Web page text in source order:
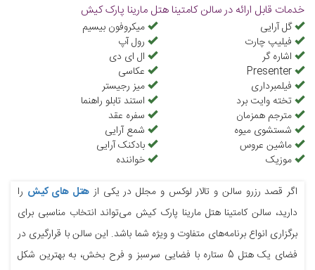
خدمات قابل ارائه در سالن کامتینا هتل مارینا پارک کیش
گل آرایی
میکروفون بیسیم
فیلیپ چارت
رول آپ
اشاره گر
ال ای دی
Presenter
عکاسی
فیلمبرداری
میز رجیستر
تخته وایت برد
استند تابلو راهنما
مترجم همزمان
سفره عقد
شستشوی میوه
شمع آرایی
ماشین عروس
بادکنک آرایی
موزیک
خواننده
اگر قصد رزرو سالن و تالار لوکس و مجلل در یکی از هتل های کیش را
دارید، سالن کامتینا هتل مارینا پارک کیش می‌تواند انتخاب مناسبی برای
برگزاری انواع برنامه‌های متفاوت و ویژه شما باشد. این سالن با قرارگیری در
فضای یک هتل 5 ستاره با فضایی سرسبز و فرح بخش، به بهترین شکل